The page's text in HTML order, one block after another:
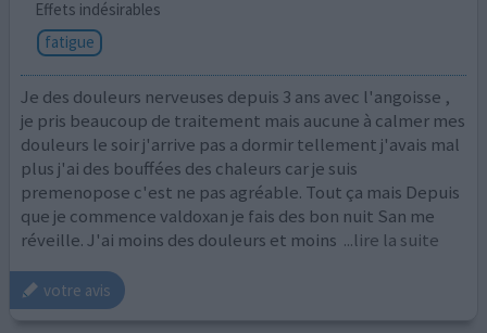
Effets indésirables
fatigue
Je des douleurs nerveuses depuis 3 ans avec l'angoisse ,
je pris beaucoup de traitement mais aucune à calmer mes
douleurs le soir j'arrive pas a dormir tellement j'avais mal
plus j'ai des bouffées des chaleurs car je suis
premenopose c'est ne pas agréable. Tout ça mais Depuis
que je commence valdoxan je fais des bon nuit San me
réveille. J'ai moins des douleurs et moins ...lire la suite
votre avis